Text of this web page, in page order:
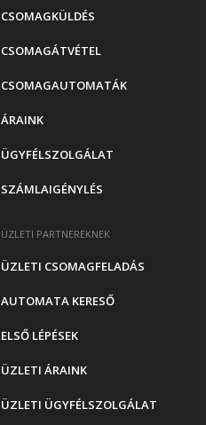
CSOMAGKÜLDÉS
CSOMAGÁTVÉTEL
CSOMAGAUTOMATÁK
ÁRAINK
ÜGYFÉLSZOLGÁLAT
SZÁMLAIGÉNYLÉS
ÜZLETI PARTNEREKNEK
ÜZLETI CSOMAGFELADÁS
AUTOMATA KERESŐ
ELSŐ LÉPÉSEK
ÜZLETI ÁRAINK
ÜZLETI ÜGYFÉLSZOLGÁLAT